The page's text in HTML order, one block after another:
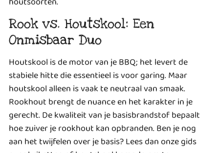
Rook vs. Houtskool: Een
Onmisbaar Duo
Houtskool is de motor van je BBQ; het levert de
stabiele hitte die essentieel is voor garing. Maar
houtskool alleen is vaak te neutraal van smaak.
Rookhout brengt de nuance en het karakter in je
gerecht. De kwaliteit van je basisbrandstof bepaalt
hoe zuiver je rookhout kan opbranden. Ben je nog
aan het twijfelen over je basis? Lees dan onze gids